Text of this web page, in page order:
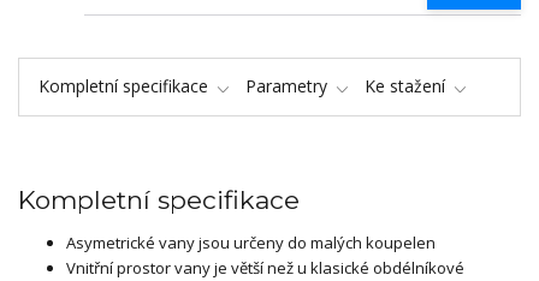
Kompletní specifikace Parametry Ke stažení
Kompletní specifikace
Asymetrické vany jsou určeny do malých koupelen
Vnitřní prostor vany je větší než u klasické obdélníkové